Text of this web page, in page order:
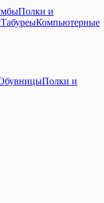
Полки и
ТабуреыКомпьютерные
Полки и